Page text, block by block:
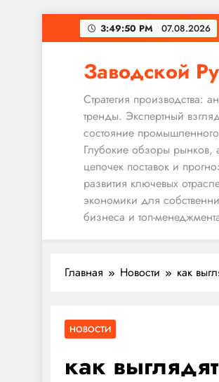
Перейти
к
3:49:51 PM 07.08.2026
Заводской
Стратегия производства:
тренды. Экспертный
состояние промышленного
Глубокие обзоры рынков,
цепочек поставок и
развития ключевых
экономики для
бизнеса и топ-
Главная Новости как
НОВОСТИ
как